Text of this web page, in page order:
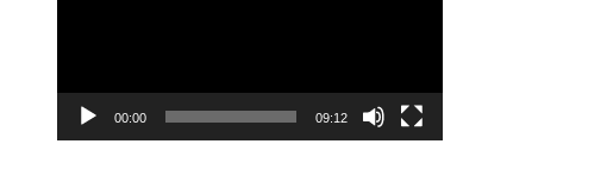
00:00 09:12